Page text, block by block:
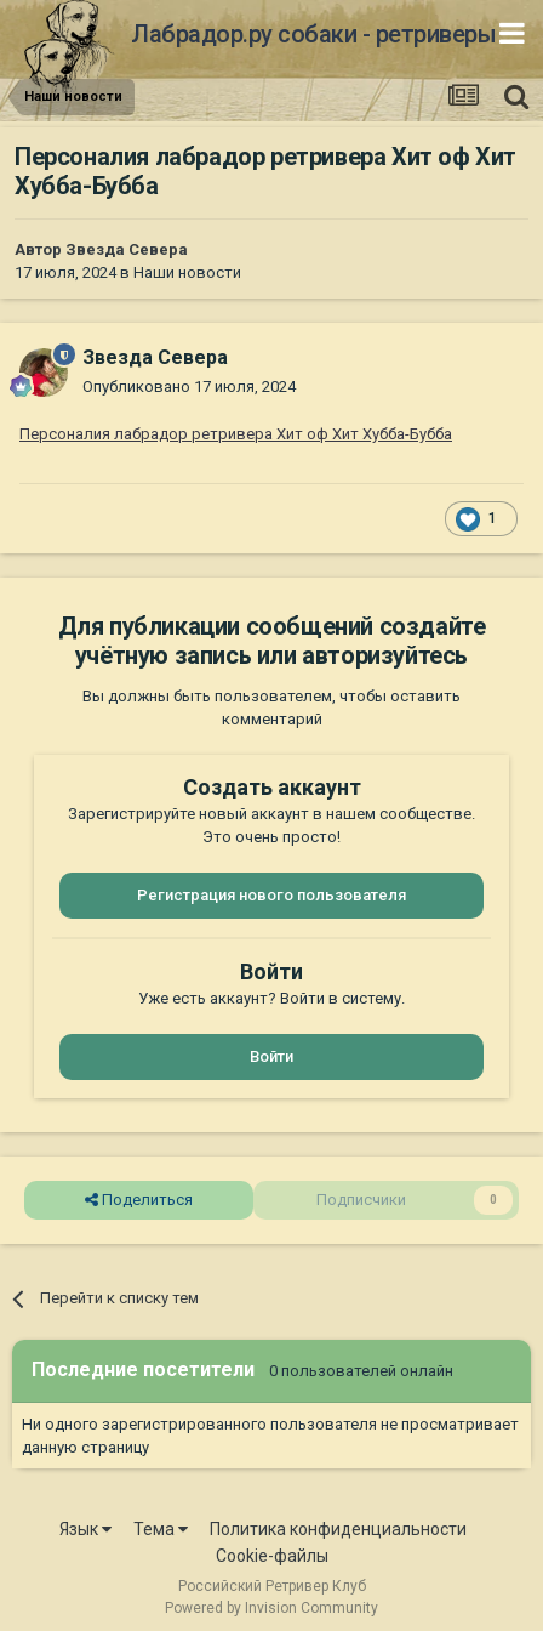
Лабрадор.ру собаки - ретриверы
Наши новости
Персоналия лабрадор ретривера Хит оф Хит
Хубба-Бубба
Автор Звезда Севера
17 июля, 2024в Наши новости
Звезда Севера
Опубликовано 17 июля, 2024
Персоналия лабрадор ретривера Хит оф Хит Хубба-Бубба
1
Для публикации сообщений создайте
учётную запись или авторизуйтесь
Вы должны быть пользователем, чтобы оставить
комментарий
Создать аккаунт
Зарегистрируйте новый аккаунт в нашем сообществе.
Это очень просто!
Регистрация нового пользователя
Войти
Уже есть аккаунт? Войти в систему.
Войти
Поделиться Подписчики 0
Перейти к списку тем
Последние посетители 0 пользователей онлайн
Ни одного зарегистрированного пользователя не просматривает
данную страницу
Язык Тема
Политика конфиденциальности
Cookie-файлы
Российский Ретривер Клуб
Powered by Invision Community